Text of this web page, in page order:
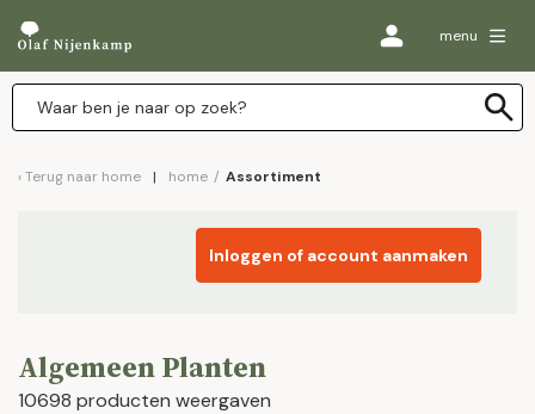
menu
Terug naar home home / Assortiment
Inloggen of account aanmaken
Algemeen Planten
10698 producten weergaven